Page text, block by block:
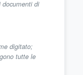
documenti di
digitato;
tutte le